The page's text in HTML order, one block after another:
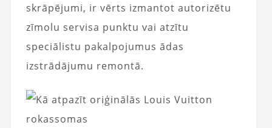
skrāpējumi, ir vērts izmantot autorizētu
zīmolu servisa punktu vai atzītu
speciālistu pakalpojumus ādas
izstrādājumu remontā.